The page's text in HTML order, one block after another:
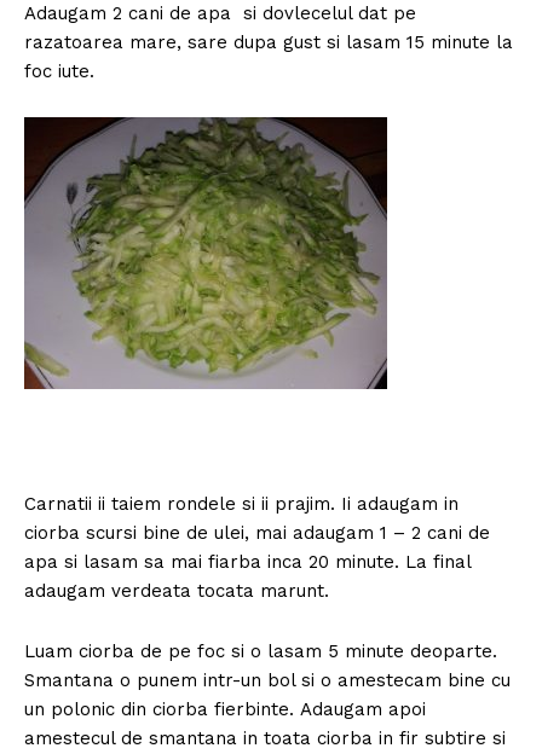
Adaugam 2 cani de apa si dovlecelul dat pe
razatoarea mare, sare dupa gust si lasam 15 minute la
foc iute.
Carnatii ii taiem rondele si ii prajim. Ii adaugam in
ciorba scursi bine de ulei, mai adaugam 1 – 2 cani de
apa si lasam sa mai fiarba inca 20 minute. La final
adaugam verdeata tocata marunt.
Luam ciorba de pe foc si o lasam 5 minute deoparte.
Smantana o punem intr-un bol si o amestecam bine cu
un polonic din ciorba fierbinte. Adaugam apoi
amestecul de smantana in toata ciorba in fir subtire si